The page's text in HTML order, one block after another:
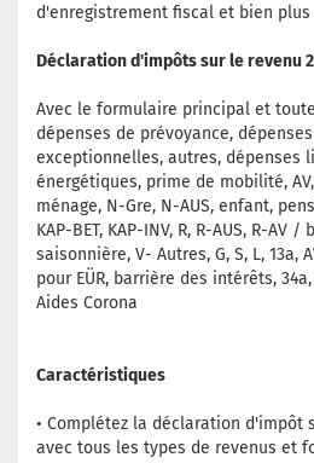
d'enregistrement fiscal et bien plus
Déclaration d'impôts sur le revenu
Avec le formulaire principal et
dépenses de prévoyance,
exceptionnelles, autres, dépenses
énergétiques, prime de mobilité,
ménage, N-Gre, N-AUS, enfant,
KAP-BET, KAP-INV, R, R-AUS, R-AV /
saisonnière, V- Autres, G, S, L, 13a,
pour EÜR, barrière des intérêts, 34a,
Aides Corona
Caractéristiques
• Complétez la déclaration d'impôt
avec tous les types de revenus et